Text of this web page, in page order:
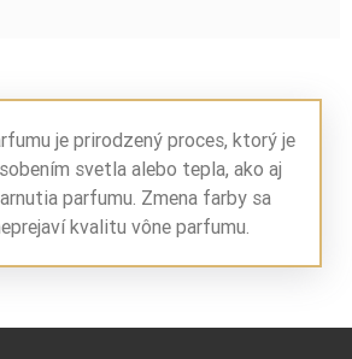
je prirodzený proces, ktorý je
svetla alebo tepla, ako aj
parfumu. Zmena farby sa
kvalitu vône parfumu.